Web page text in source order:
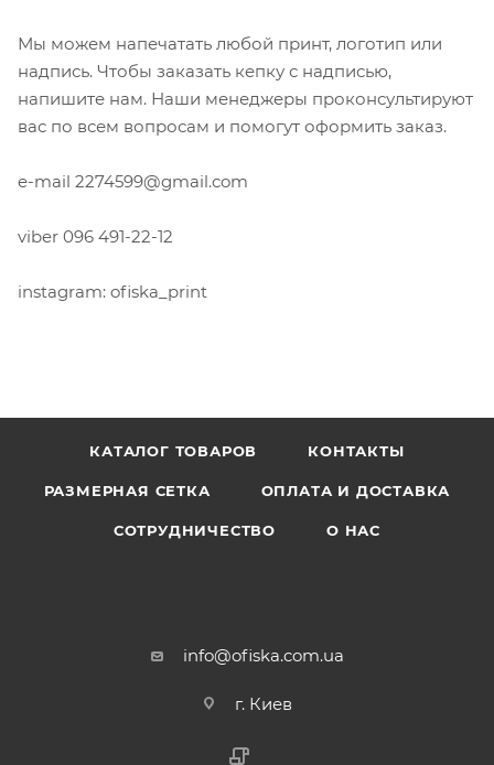
Мы можем напечатать любой принт, логотип или
надпись. Чтобы заказать кепку с надписью,
напишите нам. Наши менеджеры проконсультируют
вас по всем вопросам и помогут оформить заказ.
e-mail 2274599@gmail.com
viber 096 491-22-12
instagram: ofiska_print
КАТАЛОГ ТОВАРОВ КОНТАКТЫ
РАЗМЕРНАЯ СЕТКА ОПЛАТА И ДОСТАВКА
СОТРУДНИЧЕСТВО О НАС
info@ofiska.com.ua
г. Киев